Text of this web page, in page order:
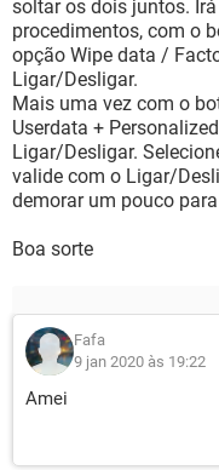
soltar os dois juntos.
procedimentos, com o
opção Wipe data /
Ligar/Desligar.
Mais uma vez com o
Userdata +
Ligar/Desligar.
valide com o Ligar/
demorar um pouco
Boa sorte
Fafa
9 jan 2020 às 19:22
Amei